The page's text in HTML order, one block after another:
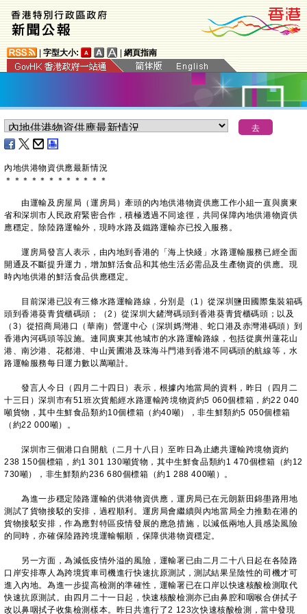
字型大小: 網頁指南
內地供港物資供應最新情況
＊ ＊ ＊ ＊ ＊ ＊ ＊ ＊ ＊ ＊ ＊ ＊
由運輸及房屋局（運房局）牽頭的內地供港物資供應工作小組一直與廣東
省和深圳市人民政府緊密合作，積極透過不同途徑，共同保障內地供港物資供
應穩定。除陸路運輸外，現時水路及鐵路運輸亦已投入服務。
運房局發言人表示，由內地到香港的「海上快綫」水路運輸服務已經全面
開通及不斷提升運力，增加鮮活食品和其他生活必需品及生產物資的供應。現
時內地供港的鮮活食品供應穩定。
目前深港已設有三條水路運輸路線，分別是（1）從深圳鹽田國際集裝箱碼
頭到香港葵青貨櫃碼頭；（2）從深圳大鏟灣碼頭到香港葵青貨櫃碼頭；以及
（3）從招商局港口（華南）營運中心（深圳媽灣港、蛇口港及赤灣港碼頭）到
香港內河碼頭等設施。連同廣東其他城市的水路運輸路線，包括從廣州蓮花山
港、南沙港、花都港、中山黃圃港及珠海斗門港到香港不同碼頭的航線等，水
路運輸服務每日運力數以萬噸計。
發言人今日（四月二十四日）表示，根據內地當局的資料，昨日（四月二
十三日）深圳市有51班次貨船經水路運輸跨境物資約5 060個標箱，約22 040
噸貨物，其中生鮮食品類約10個標箱（約40噸），非生鮮類約5 050個標箱
（約22 000噸）。
深圳市三個港口自開航（二月十八日）至昨日為止總共運輸跨境物資約
238 150個標箱，約1 301 130噸貨物，其中生鮮食品類約1 470個標箱（約12
730噸），非生鮮類約236 680個標箱（約1 288 400噸）。
為進一步穩定陸路運輸的供港物資供應，運房局已在元朗新田錦壆路用地
測試了貨物接駁的安排，過程順利。運房局會繼續與內地當局全力推動在港的
貨物接駁安排，作為應對特區疫情發展的應急措施，以減低兩地人員感染風險
的同時，亦確保陸路跨境運輸暢順，保障供港物資穩定。
另一方面，為減低疫情外溢的風險，運輸署已由二月二十八日起在各陸路
口岸安排專人為跨境貨車司機進行快速抗原測試，測試結果呈陰性的司機才可
進入內地。為進一步提高檢測的準確性，運輸署已在口岸以快速核酸檢測取代
快速抗原測試。由四月二十一日起，快速核酸檢測亦已由鼻腔和咽喉合併拭子
改以鼻咽拭子收集檢測樣本。昨日共進行了2 123次快速核酸檢測，當中發現